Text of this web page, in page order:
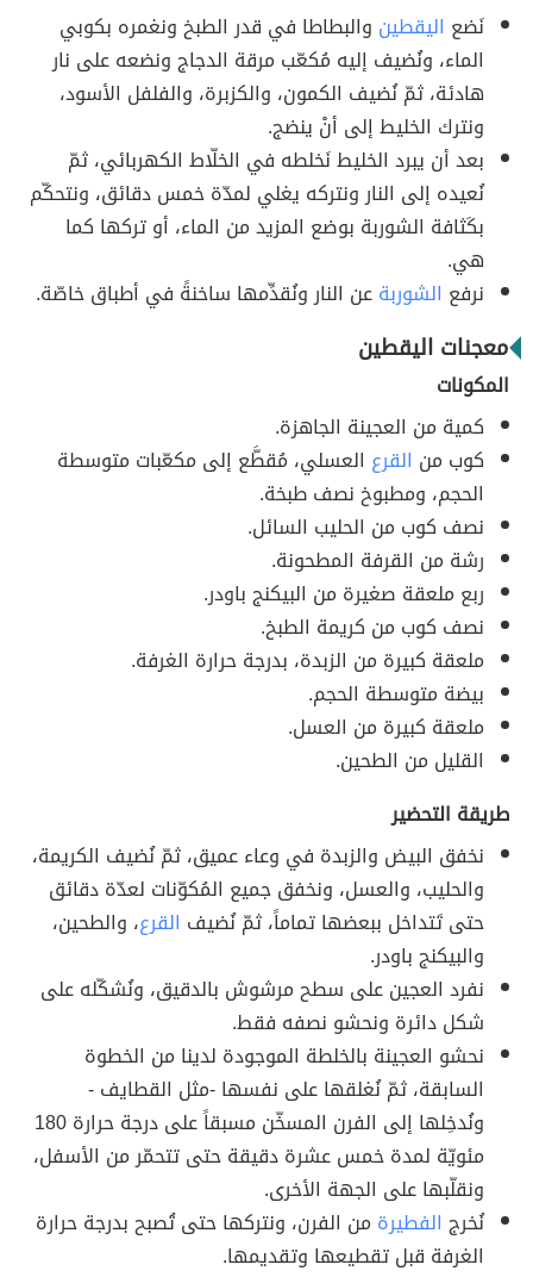
نَضع اليقطين والبطاطا في قدر الطبخ ونغمره بكوبي
الماء، ونُضيف إليه مُكعّب مرقة الدجاج ونضعه على نار
هادئة، ثمّ نُضيف الكمون، والكزبرة، والفلفل الأسود،
ونترك الخليط إلى أنْ ينضج.
بعد أن يبرد الخليط نَخلطه في الخلّاط الكهربائي، ثمّ
نُعيده إلى النار ونتركه يغلي لمدّة خمس دقائق، ونتحكّم
بكَثافة الشوربة بوضع المزيد من الماء، أو تركها كما
هي.
نرفع الشوربةعن النار ونُقدِّمها ساخنةً في أطباق خاصّة.
معجنات اليقطين
المكونات
كمية من العجينة الجاهزة.
كوب من القرع العسلي، مُقطَّع إلى مكعّبات متوسطة
الحجم، ومطبوخ نصف طبخة.
نصف كوب من الحليب السائل.
رشة من القرفة المطحونة.
ربع ملعقة صغيرة من البيكنج باودر.
نصف كوب من كريمة الطبخ.
ملعقة كبيرة من الزبدة، بدرجة حرارة الغرفة.
بيضة متوسطة الحجم.
ملعقة كبيرة من العسل.
القليل من الطحين.
طريقة التحضير
نخفق البيض والزبدة في وعاء عميق، ثمّ نُضيف الكريمة،
والحليب، والعسل، ونخفق جميع المُكوّنات لعدّة دقائق
حتى تَتداخل ببعضها تماماً، ثمّ نُضيف القرع، والطحين،
والبيكنج باودر.
نفرد العجين على سطح مرشوش بالدقيق، ونُشكّله على
شكل دائرة ونحشو نصفه فقط.
نحشو العجينة بالخلطة الموجودة لدينا من الخطوة
السابقة، ثمّ نُغلقها على نفسها -مثل القطايف -
ونُدخِلها إلى الفرن المسخّن مسبقاً على درجة حرارة 180
مئويّة لمدة خمس عشرة دقيقة حتى تتحمّر من الأسفل،
ونقلّبها على الجهة الأخرى.
نُخرج الفطيرة من الفرن، ونتركها حتى تُصبح بدرجة حرارة
الغرفة قبل تقطيعها وتقديمها.